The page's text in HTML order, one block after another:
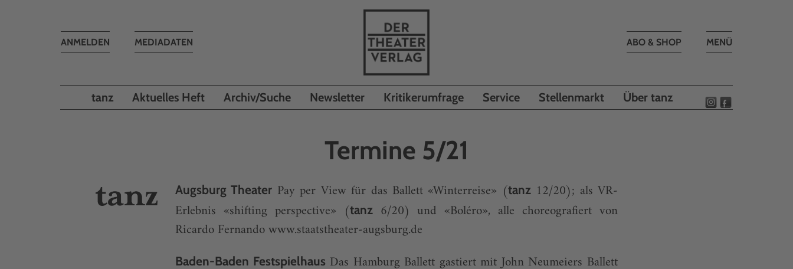
Toggle
MENÜ
ABO & SHOP
MEDIADATEN
Toggle
ANMELDEN
tanz Aktuelles Heft Archiv/Suche Newsletter Kritikerumfrage Service Stellenmarkt Über tanz
Termine 5/21
Augsburg Theater Pay per View für das Ballett «Winterreise» (tanz12/20); als VR-
Erlebnis «shifting perspective» (tanz6/20) und «Boléro», alle choreografiert von
Ricardo Fernandowww.staatstheater-augsburg.de
Baden-Baden Festspielhaus Das Hamburg Ballett gastiert mit John Neumeiers Ballett